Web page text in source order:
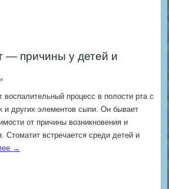
— причины у детей и
процесс в полости рта с
и других элементов сыпи. Он бывает
от причины возникновения и
Стоматит встречается среди детей и
→